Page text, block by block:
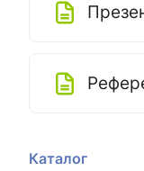
Каталог